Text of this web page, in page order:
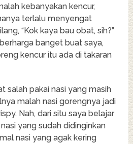
kebanyakan kencur,
terlalu menyengat
“Kok kaya bau obat, sih?”
banget buat saya,
kencur itu ada di takaran
salah pakai nasi yang masih
malah nasi gorengnya jadi
Nah, dari situ saya belajar
yang sudah didinginkan
nasi yang agak kering